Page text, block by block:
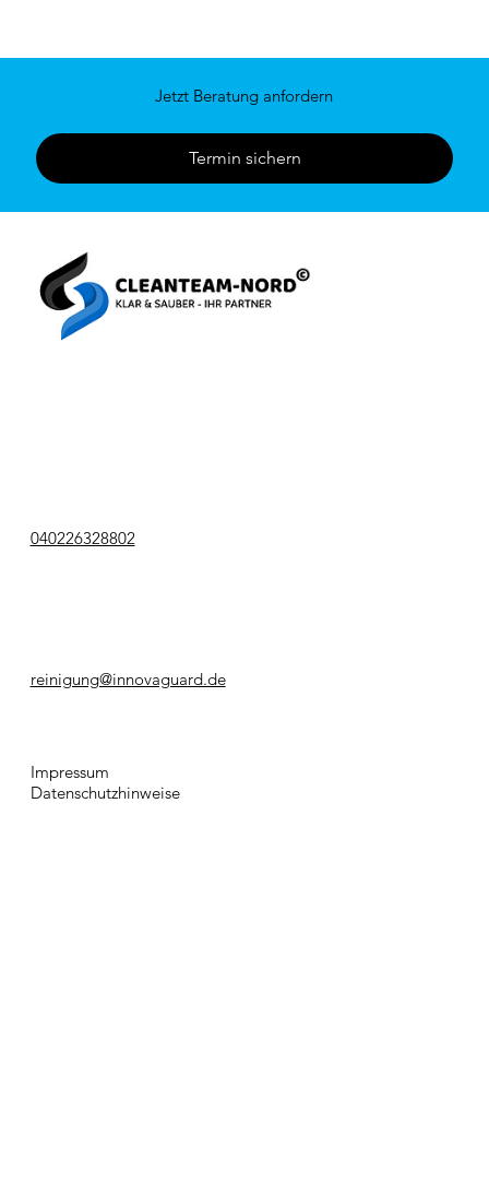
Jetzt Beratung anfordern
Termin sichern
040226328802
reinigung@innovaguard.de
Impressum
Datenschutzhinweise